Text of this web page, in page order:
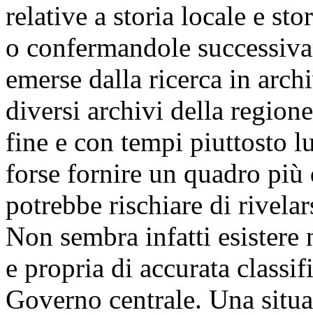
relative a storia locale e
o confermandole
emerse dalla ricerca in
diversi archivi della
fine e con tempi piuttosto
forse fornire un quadro più
potrebbe rischiare di
Non sembra infatti esistere
e propria di accurata
Governo centrale. Una